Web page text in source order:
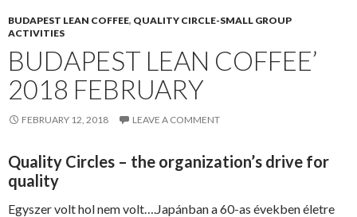
BUDAPEST LEAN COFFEE, QUALITY CIRCLE-SMALL GROUP
ACTIVITIES
BUDAPEST LEAN COFFEE’
2018 FEBRUARY
FEBRUARY 12, 2018 LEAVE A COMMENT
Quality Circles – the organization’s drive for
quality
Egyszer volt hol nem volt….Japánban a 60-as években életre